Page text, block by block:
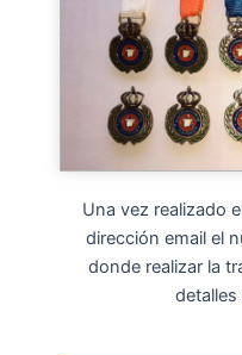
Una vez realizado
dirección email el
donde realizar la